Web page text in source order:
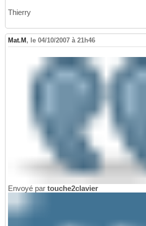
Thierry
Mat.M , le 04/10/2007 à 21h46
Envoyé par touche2clavier